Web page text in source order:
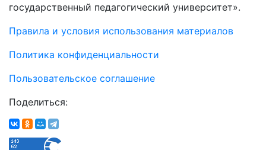
государственный педагогический университет».
Правила и условия использования материалов
Политика конфиденциальности
Пользовательское соглашение
Поделиться: